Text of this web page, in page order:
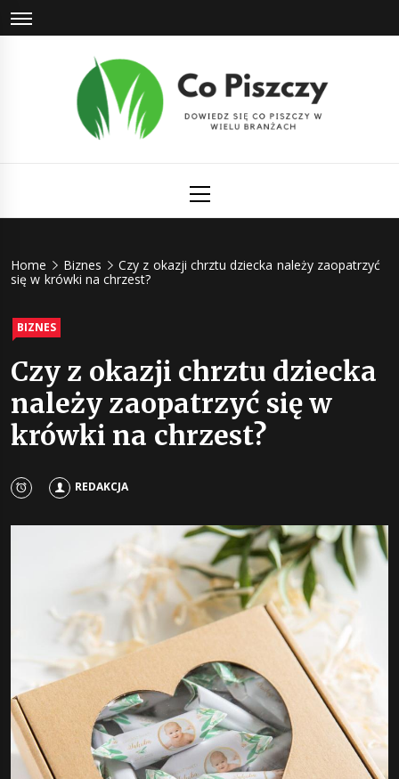
Skip
to
Menu
Home Biznes
Czy z okazji chrztu dziecka należy zaopatrzyć
się w krówki na chrzest?
BIZNES
Czy z okazji chrztu dziecka
należy zaopatrzyć się w
krówki na chrzest?
REDAKCJA